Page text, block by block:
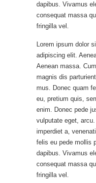
dapibus. Vivamus
consequat massa
fringilla vel.
Lorem ipsum dolor
adipiscing elit.
Aenean massa.
magnis dis
mus. Donec quam
eu, pretium quis,
enim. Donec pede
vulputate eget,
imperdiet a,
felis eu pede mollis
dapibus. Vivamus
consequat massa
fringilla vel.